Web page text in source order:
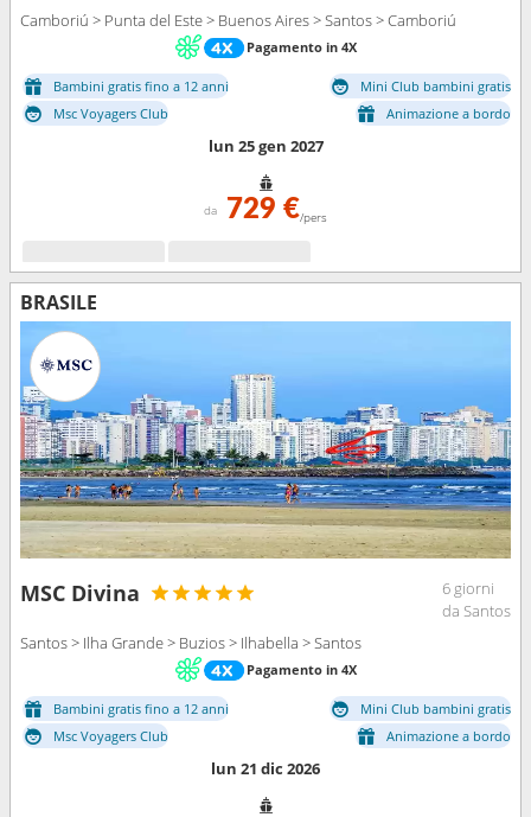
Camboriú > Punta del Este > Buenos Aires > Santos > Camboriú
Pagamento in 4X
Bambini gratis fino a 12 anni
Mini Club bambini gratis
Msc Voyagers Club
Animazione a bordo
lun 25 gen 2027
da 729 €/pers
BRASILE
MSC Divina
6 giorni
da Santos
Santos > Ilha Grande > Buzios > Ilhabella > Santos
Pagamento in 4X
Bambini gratis fino a 12 anni
Mini Club bambini gratis
Msc Voyagers Club
Animazione a bordo
lun 21 dic 2026